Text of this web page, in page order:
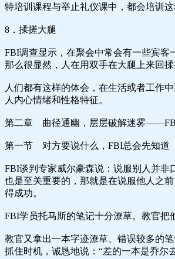
特培训课程与举止礼仪课中，都会培训
8．揉搓大腿
FBI调查显示，在聚会中常会有一些宾客
那么很显然，人在用双手在大腿上来回
人们都有这样的体会，在生活或者工作
人内心情绪和性格特征。
第二章 曲径通幽，层层破解迷雾
第一节 对方要说什么，FBI总会先知道
FBI谈判专家威尔豪森说：说服别人并非
也是至关重要的，那就是在说服他人之
得成功。
FBI学员托马斯的笔记十分潦草。教官把
教官又拿出一本字迹潦草、错误较多的
抓住时机，诚恳地说：“差的一本是乔尔